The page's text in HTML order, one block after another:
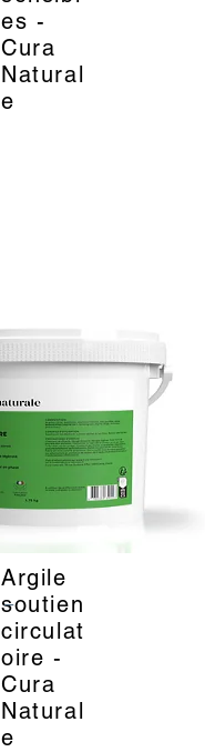
es -
Cura
Natural
e
Argile
soutien
circulat
oire -
Cura
Natural
e
_